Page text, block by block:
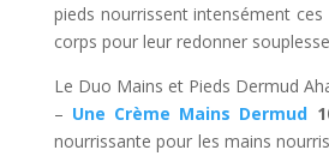
pieds nourrissent intensément
corps pour leur redonner
Le Duo Mains et Pieds Dermud
– Une Crème Mains Dermud
nourrissante pour les mains